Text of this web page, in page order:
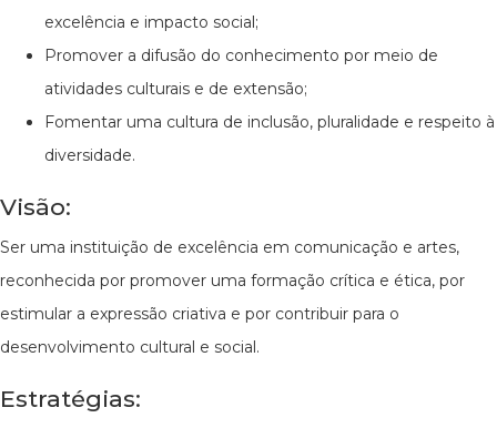
excelência e impacto social;
Promover a difusão do conhecimento por meio de
atividades culturais e de extensão;
Fomentar uma cultura de inclusão, pluralidade e respeito à
diversidade.
Visão:
Ser uma instituição de excelência em comunicação e artes,
reconhecida por promover uma formação crítica e ética, por
estimular a expressão criativa e por contribuir para o
desenvolvimento cultural e social.
Estratégias: